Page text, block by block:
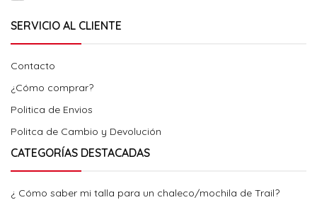
SERVICIO AL CLIENTE
Contacto
¿Cómo comprar?
Politica de Envios
Politca de Cambio y Devolución
CATEGORÍAS DESTACADAS
¿ Cómo saber mi talla para un chaleco/mochila de Trail?